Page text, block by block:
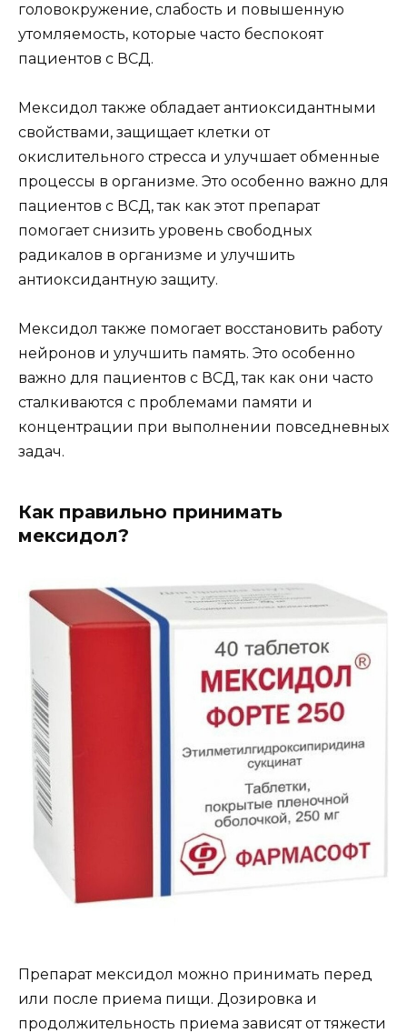
головокружение, слабость и повышенную
утомляемость, которые часто беспокоят
пациентов с ВСД.
Мексидол также обладает антиоксидантными
свойствами, защищает клетки от
окислительного стресса и улучшает обменные
процессы в организме. Это особенно важно для
пациентов с ВСД, так как этот препарат
помогает снизить уровень свободных
радикалов в организме и улучшить
антиоксидантную защиту.
Мексидол также помогает восстановить работу
нейронов и улучшить память. Это особенно
важно для пациентов с ВСД, так как они часто
сталкиваются с проблемами памяти и
концентрации при выполнении повседневных
задач.
Как правильно принимать
мексидол?
Препарат мексидол можно принимать перед
или после приема пищи. Дозировка и
продолжительность приема зависят от тяжести